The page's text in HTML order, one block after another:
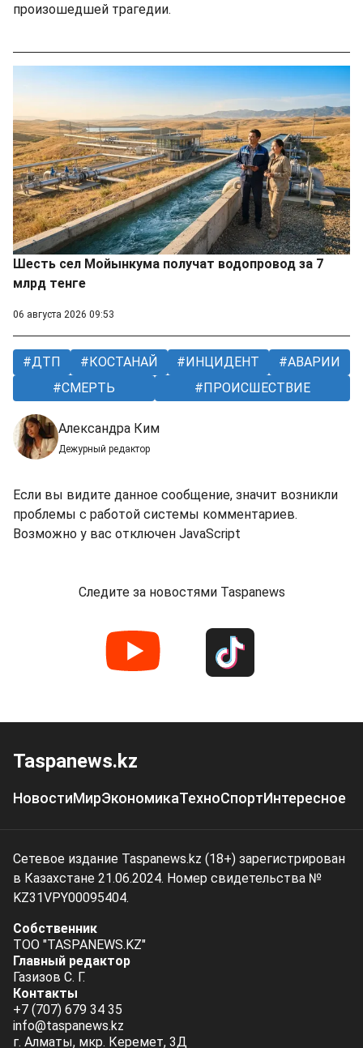
произошедшей трагедии.
Шесть сел Мойынкума получат водопровод за 7
млрд тенге
06 августа 2026 09:53
ДТП КОСТАНАЙ ИНЦИДЕНТ
АВАРИИ
СМЕРТЬ
ПРОИСШЕСТВИЕ
Александра Ким
Дежурный редактор
Если вы видите данное сообщение, значит возникли
проблемы с работой системы комментариев.
Возможно у вас отключен JavaScript
Следите за новостями Taspanews
Taspanews.kz
НовостиМирЭкономикаТехноСпортИнтересное
Сетевое издание Taspanews.kz (18+) зарегистрирован
в Казахстане 21.06.2024. Номер свидетельства №
KZ31VPY00095404.
Собственник
ТОО "TASPANEWS.KZ"
Главный редактор
Газизов С. Г.
Контакты
+7 (707) 679 34 35
info@taspanews.kz
г. Алматы, мкр. Керемет, 3Д